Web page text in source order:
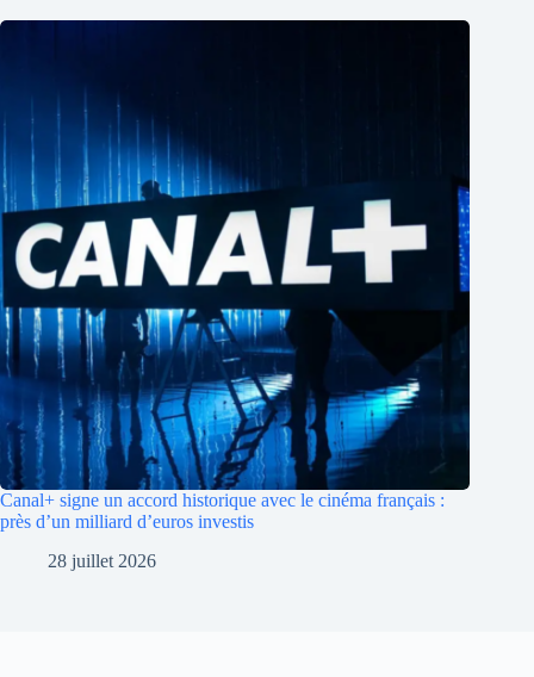
Canal+ signe un accord historique avec le cinéma français :
près d’un milliard d’euros investis
28 juillet 2026